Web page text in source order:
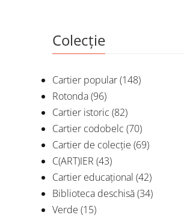
Colecție
Cartier popular(148)
Rotonda(96)
Cartier istoric (82)
Cartier codobelc (70)
Cartier de colecție (69)
C(ART)IER (43)
Cartier educațional (42)
Biblioteca deschisă(34)
Verde (15)